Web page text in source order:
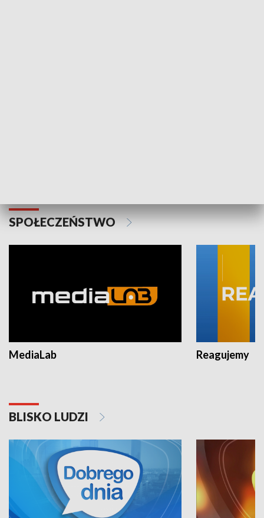
SPOŁECZEŃSTWO
MediaLab Reagujemy
BLISKO LUDZI